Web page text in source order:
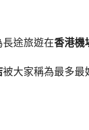
途旅遊在香港機
被大家稱為最多最